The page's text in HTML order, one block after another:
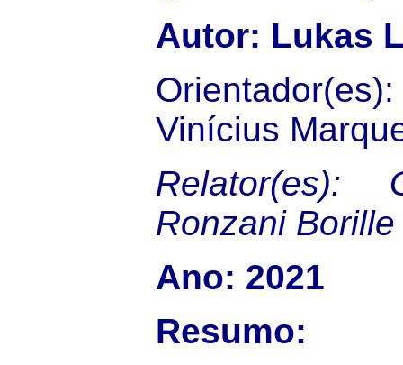
Autor: Lukas
Vinícius
Relator(es):
Ronzani Borille
Ano: 2021
Resumo: